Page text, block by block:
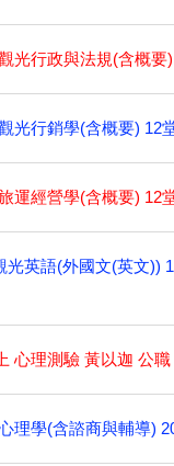
光行政與法規(含概
光行銷學(含概要) 12
運經營學(含概要) 12
光英語(外國文(英文))
心理測驗 黃以迦 公
理學(含諮商與輔導)